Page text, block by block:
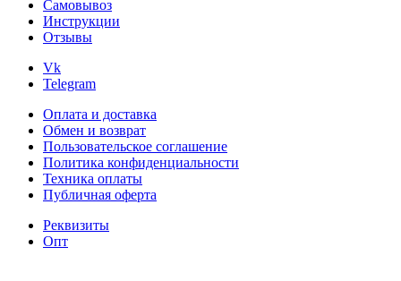
Самовывоз
Инструкции
Отзывы
Vk
Telegram
Оплата и доставка
Обмен и возврат
Пользовательское соглашение
Политика конфиденциальности
Техника оплаты
Публичная оферта
Реквизиты
Опт